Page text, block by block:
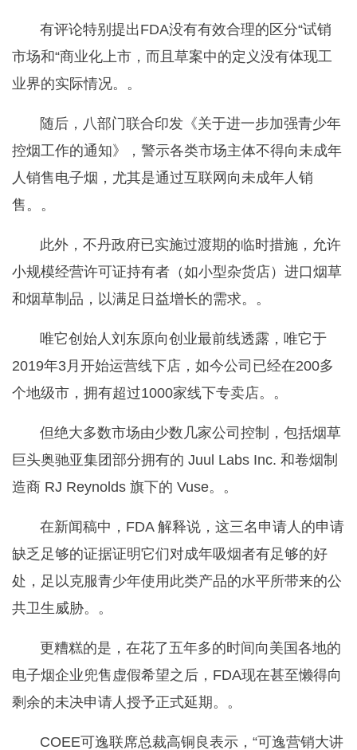
有评论特别提出FDA没有有效合理的区分“试销
市场和“商业化上市，而且草案中的定义没有体现工
业界的实际情况。。
随后，八部门联合印发《关于进一步加强青少年
控烟工作的通知》，警示各类市场主体不得向未成年
人销售电子烟，尤其是通过互联网向未成年人销
售。。
此外，不丹政府已实施过渡期的临时措施，允许
小规模经营许可证持有者（如小型杂货店）进口烟草
和烟草制品，以满足日益增长的需求。。
唯它创始人刘东原向创业最前线透露，唯它于
2019年3月开始运营线下店，如今公司已经在200多
个地级市，拥有超过1000家线下专卖店。。
但绝大多数市场由少数几家公司控制，包括烟草
巨头奥驰亚集团部分拥有的 Juul Labs Inc. 和卷烟制
造商 RJ Reynolds 旗下的 Vuse。。
在新闻稿中，FDA 解释说，这三名申请人的申请
缺乏足够的证据证明它们对成年吸烟者有足够的好
处，足以克服青少年使用此类产品的水平所带来的公
共卫生威胁。。
更糟糕的是，在花了五年多的时间向美国各地的
电子烟企业兜售虚假希望之后，FDA现在甚至懒得向
剩余的未决申请人授予正式延期。。
COEE可逸联席总裁高铜良表示，“可逸营销大讲